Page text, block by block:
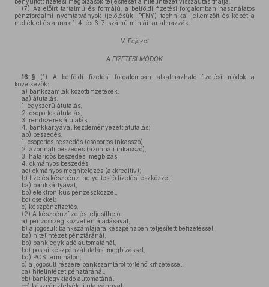
(7) Az előírt tartalmú és formájú, a belföldi fizetési forgalomban használatos
pénzforgalmi nyomtatványok (jelölésük: PFNY) technikai jellemzőit és képét a
melléklet és annak 1–4. és 6–7. számú mintái tartalmazzák.
V. Fejezet
A FIZETÉSI MÓDOK
16. § (1)
A belföldi fizetési forgalomban alkalmazható fizetési módok a
következők:
a) bankszámlák közötti fizetések:
aa) átutalás:
1. egyszerű átutalás,
2. csoportos átutalás,
3. rendszeres átutalás,
4. bankkártyával kezdeményezett átutalás;
ab) beszedés:
1. csoportos beszedés (csoportos inkasszó),
2. azonnali beszedés (azonnali inkasszó),
3. határidős beszedési megbízás,
4. okmányos beszedés;
ac) okmányos meghitelezés (akkreditív);
b) fizetés készpénz-helyettesítő fizetési eszközzel:
ba) bankkártyával,
bb) elektronikus pénzeszközzel,
bc) csekkel;
c) készpénzfizetés.
(2) A készpénzfizetés teljesíthető:
a) pénzösszeg közvetlen átadásával;
b) a jogosult bankszámlájára készpénzben teljesített befizetéssel:
ba) hitelintézet pénztáránál,
bb) bankjegykiadó automatánál,
bc) postai készpénzátutalási megbízással,
bd) POS terminálon;
c) a jogosult részére bankszámláról történő kifizetéssel:
ca) hitelintézet pénztáránál,
cb) bankjegykiadó automatánál,